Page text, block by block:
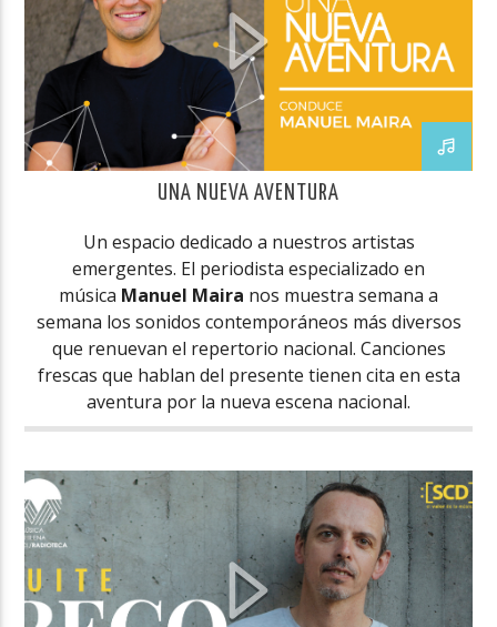
UNA NUEVA AVENTURA
Un espacio dedicado a nuestros artistas
emergentes. El periodista especializado en
música Manuel Maira nos muestra semana a
semana los sonidos contemporáneos más diversos
que renuevan el repertorio nacional. Canciones
frescas que hablan del presente tienen cita en esta
aventura por la nueva escena nacional.